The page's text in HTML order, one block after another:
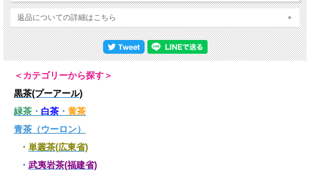
返品についての詳細はこちら
＜カテゴリーから探す＞
黒茶(プーアール)
緑茶 ・ 白茶 ・ 黄茶
青茶（ウーロン）
・ 単叢茶(広東省)
・ 武夷岩茶(福建省)